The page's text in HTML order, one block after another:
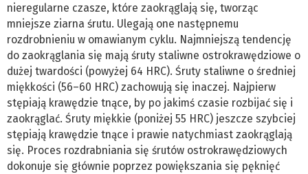
nieregularne czasze, które zaokrąglają się, tworząc
mniejsze ziarna śrutu. Ulegają one następnemu
rozdrobnieniu w omawianym cyklu. Najmniejszą tendencję
do zaokrąglania się mają śruty staliwne ostrokrawędziowe o
dużej twardości (powyżej 64 HRC). Śruty staliwne o średniej
miękkości (56–60 HRC) zachowują się inaczej. Najpierw
stępiają krawędzie tnące, by po jakimś czasie rozbijać się i
zaokrąglać. Śruty miękkie (poniżej 55 HRC) jeszcze szybciej
stępiają krawędzie tnące i prawie natychmiast zaokrąglają
się. Proces rozdrabniania się śrutów ostrokrawędziowych
dokonuje się głównie poprzez powiększania się pęknięć